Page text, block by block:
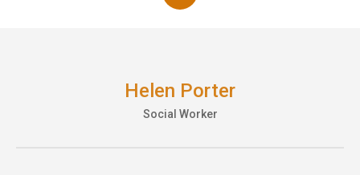
Helen Porter
Social Worker